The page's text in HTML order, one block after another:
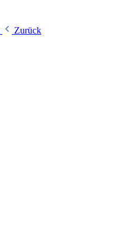
Zurück